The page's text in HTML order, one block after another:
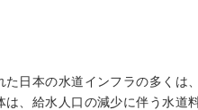
た日本の水道インフラの多く
は、給水人口の減少に伴う水道